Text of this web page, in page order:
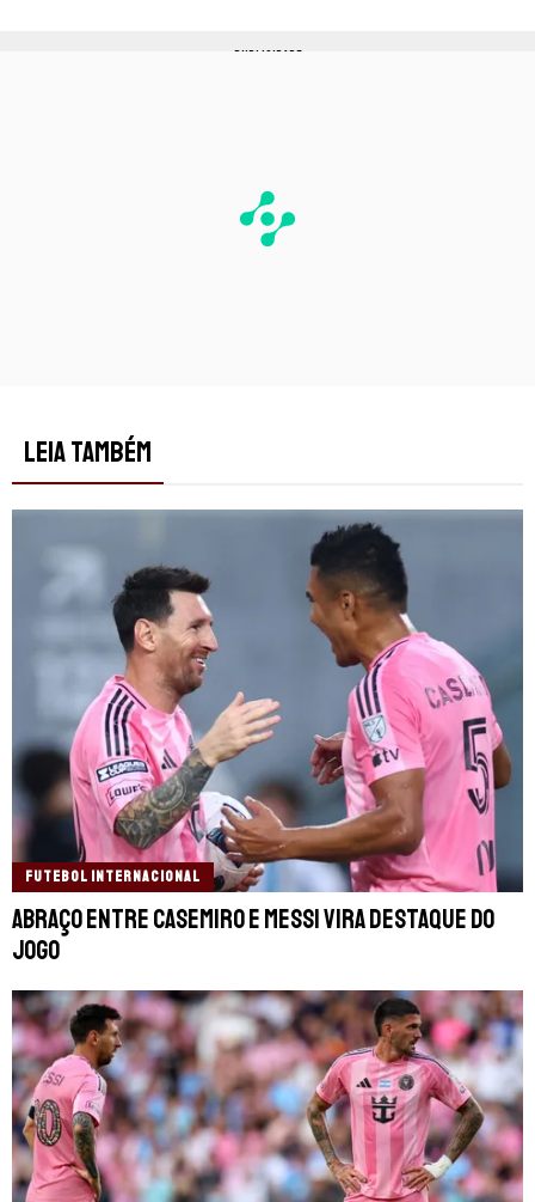
PUBLICIDADE
LEIA TAMBÉM
FUTEBOL INTERNACIONAL
Abraço entre Casemiro e Messi vira destaque do
jogo